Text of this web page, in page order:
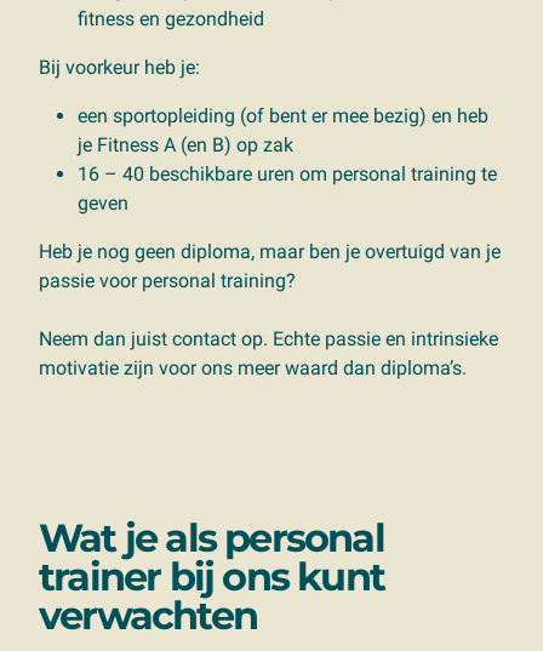
fitness en gezondheid
Bij voorkeur heb je:
een sportopleiding (of bent er mee bezig) en heb
je Fitness A (en B) op zak
16 – 40 beschikbare uren om personal training te
geven
Heb je nog geen diploma, maar ben je overtuigd van je
passie voor personal training?
Neem dan juist contact op. Echte passie en intrinsieke
motivatie zijn voor ons meer waard dan diploma’s.
Wat je als personal
trainer bij ons kunt
verwachten